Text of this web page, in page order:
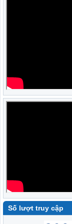
Số lượt truy cập